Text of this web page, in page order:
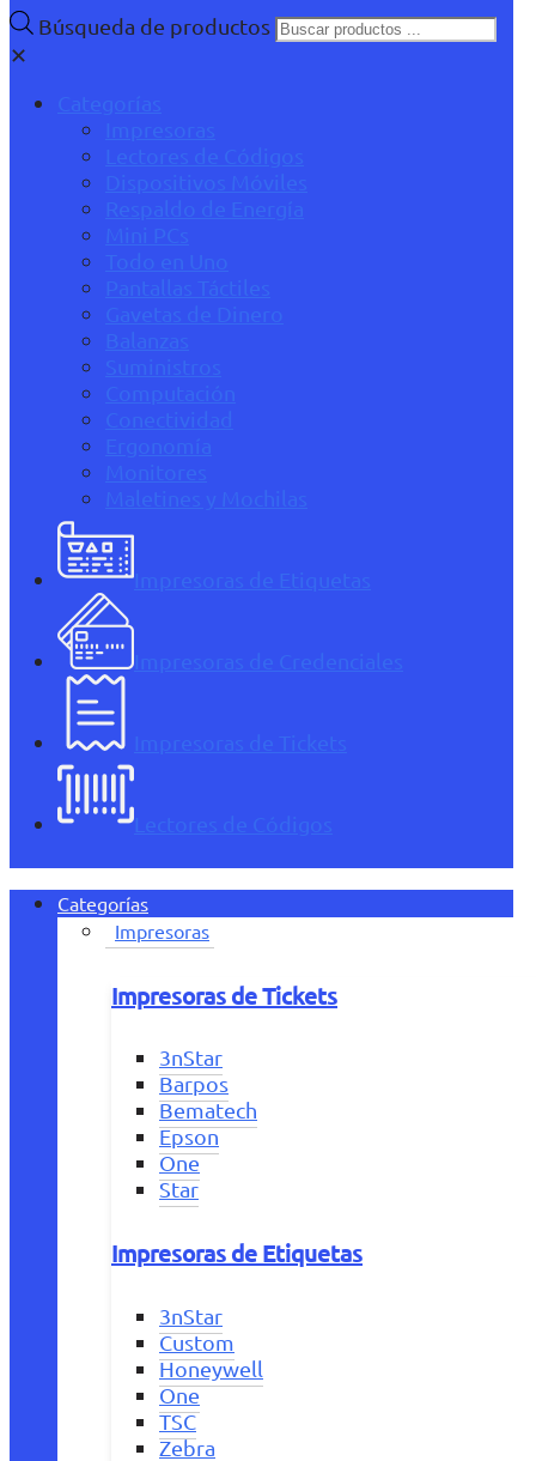
Búsqueda de productos
✕
Categorías
Impresoras
Lectores de Códigos
Dispositivos Móviles
Respaldo de Energía
Mini PCs
Todo en Uno
Pantallas Táctiles
Gavetas de Dinero
Balanzas
Suministros
Computación
Conectividad
Ergonomía
Monitores
Maletines y Mochilas
Impresoras de Etiquetas
Impresoras de Credenciales
Impresoras de Tickets
Lectores de Códigos
Categorías
Impresoras
Impresoras de Tickets
3nStar
Barpos
Bematech
Epson
One
Star
Impresoras de Etiquetas
3nStar
Custom
Honeywell
One
TSC
Zebra